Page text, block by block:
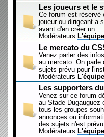
Les joueurs et le
Ce forum est réservé
joueur ou dirigeant a
avant d'en créer un.
Modérateurs
Le mercato du
Venez parler des infos
au mercato. On
sujets prévu pour
Modérateurs
Les supporters
Venez sur ce forum
au Stade
tous les groupes
annonces ou
des sujets n'est
Modérateurs